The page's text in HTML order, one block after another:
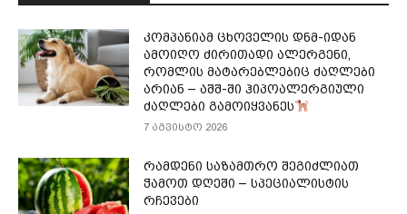
კომპანიამ ცხოველის დნმ-იდან
ამოიღო ძირითადი ალერგენი,
რომლის მატარებლებიც ძაღლები
არიან – აშშ-ში ჰიპოალერგიული
ძაღლები გამოიყვანეს
7 აგვისტო 2026
რამდენი საზამთრო შეგიძლიათ
ჭამოთ დღეში – სპეციალისტის
რჩევები